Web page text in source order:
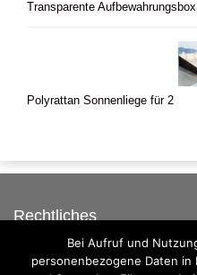
Transparente Aufbewahrungsbox
Polyrattan Sonnenliege für 2
Rechtliches
Auf dieser Seite werben
Datenschutzerklärung
Bei Aufruf und
personenbezogene Daten in